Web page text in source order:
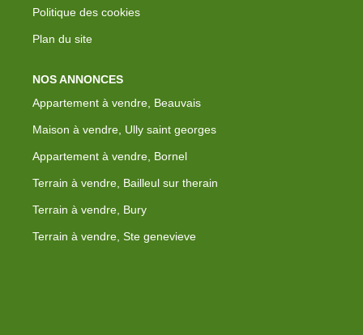
Politique des cookies
Plan du site
NOS ANNONCES
Appartement à vendre, Beauvais
Maison à vendre, Ully saint georges
Appartement à vendre, Bornel
Terrain à vendre, Bailleul sur therain
Terrain à vendre, Bury
Terrain à vendre, Ste genevieve